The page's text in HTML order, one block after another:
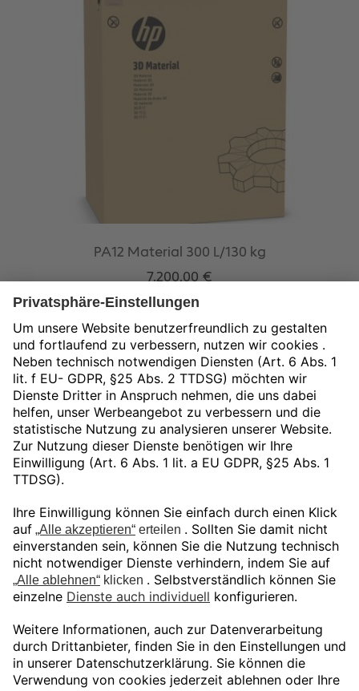
PA12 Material 300 L/130 kg
7.200,00 €
exkl. 19 % MwSt.
zzgl.Versandkosten
In den Warenkorb
Unser Angebot gilt ausschließlich für
gewerbliche Endkunden und Öffentliche
Auftraggeber.
Preise in EUR zuzüglich gesetzlicher MwSt.